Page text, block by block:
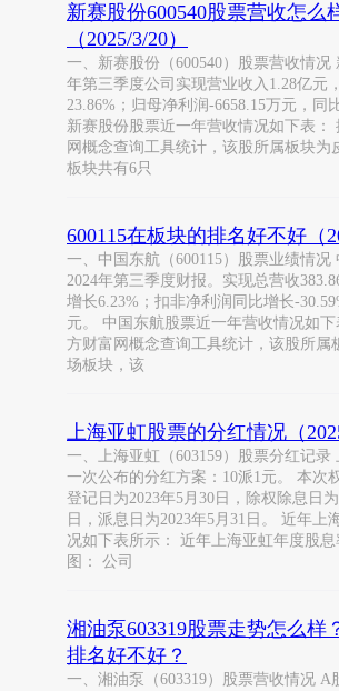
新赛股份600540股票营收怎么
（2025/3/20）
一、新赛股份（600540）股票营收情况
年第三季度公司实现营业收入1.28亿元
23.86%；归母净利润-6658.15万元，同
新赛股份股票近一年营收情况如下表：
网概念查询工具统计，该股所属板块为
板块共有6只
600115在板块的排名好不好（
一、中国东航（600115）股票业绩情况
2024年第三季度财报。实现总营收
增长6.23%；扣非净利润同比增长-
元。 中国东航股票近一年营收情况如
方财富网概念查询工具统计，该股所属
场板块，该
上海亚虹股票的分红情况（
一、上海亚虹（603159）股票分红记录
一次公布的分红方案：10派1元。 本次
登记日为2023年5月30日，除权除息日
日，派息日为2023年5月31日。 近年上
况如下表所示： 近年上海亚虹年度股
图： 公司
湘油泵603319股票走势怎么样
排名好不好？
一、湘油泵（603319）股票营收情况 A